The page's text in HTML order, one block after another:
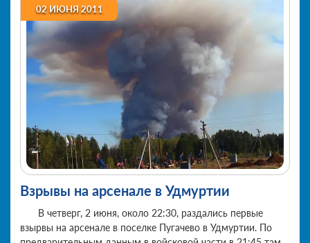
02 ИЮНЯ 2011
Взрывы на арсенале в Удмуртии
В четверг, 2 июня, около 22:30, раздались первые
взырвы на арсенале в поселке Пугачево в Удмуртии. По